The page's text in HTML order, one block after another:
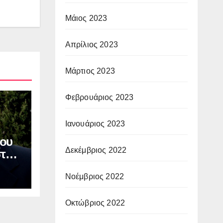
Μάιος 2023
Απρίλιος 2023
Μάρτιος 2023
Φεβρουάριος 2023
Ιανουάριος 2023
Δεκέμβριος 2022
Νοέμβριος 2022
Οκτώβριος 2022